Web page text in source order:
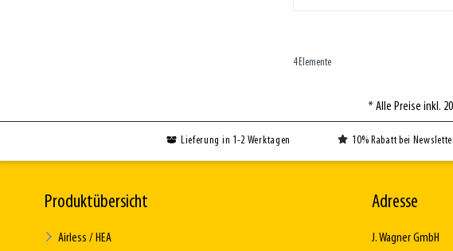
4Elemente
* Alle Preise inkl.
Lieferung in 1-2 Werktagen 10% Rabatt bei
Produktübersicht
Airless / HEA
Adresse
J. Wagner GmbH